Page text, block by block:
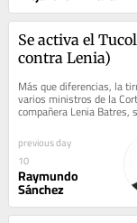
Se activa el
contra Lenia)
Más que diferencias, la
varios ministros de la
compañera Lenia Batres,
prácticamente desde que
en la...
previous day
10
Raymundo
Sánchez